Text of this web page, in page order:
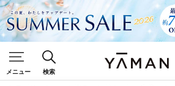
メニュー 検索